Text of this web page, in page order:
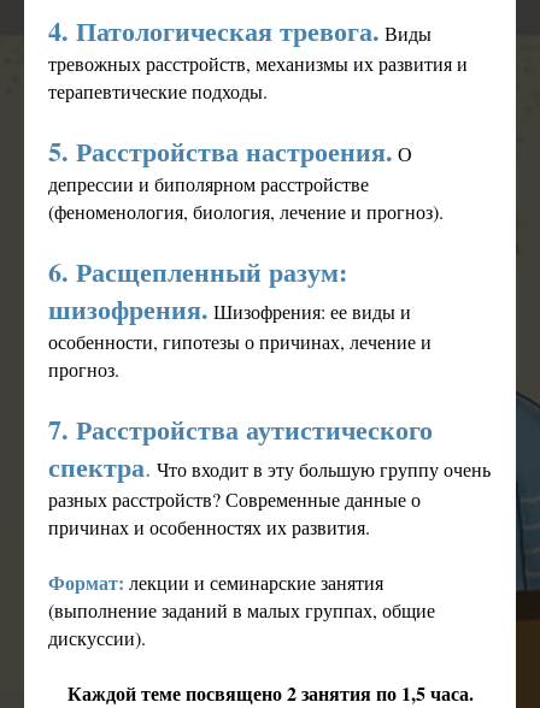
4. Патологическая тревога. Виды
тревожных расстройств, механизмы их развития и
терапевтические подходы.
5. Расстройства настроения. О
депрессии и биполярном расстройстве
(феноменология, биология, лечение и прогноз).
6. Расщепленный разум:
шизофрения. Шизофрения: ее виды и
особенности, гипотезы о причинах, лечение и
прогноз.
7. Расстройства аутистического
спектра. Что входит в эту большую группу очень
разных расстройств? Современные данные о
причинах и особенностях их развития.
Формат: лекции и семинарские занятия
(выполнение заданий в малых группах, общие
дискуссии).
Каждой теме посвящено 2 занятия по 1,5 часа.